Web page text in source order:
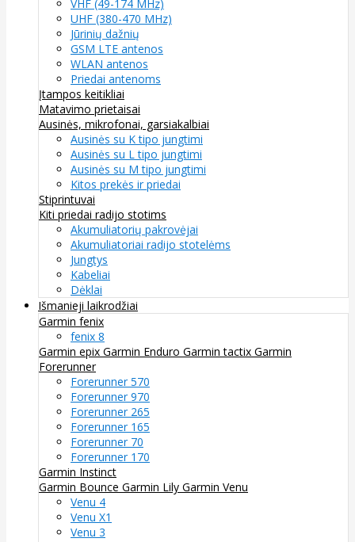
VHF (49-174 MHz)
UHF (380-470 MHz)
Jūrinių dažnių
GSM LTE antenos
WLAN antenos
Priedai antenoms
Įtampos keitikliai
Matavimo prietaisai
Ausinės, mikrofonai, garsiakalbiai
Ausinės su K tipo jungtimi
Ausinės su L tipo jungtimi
Ausinės su M tipo jungtimi
Kitos prekės ir priedai
Stiprintuvai
Kiti priedai radijo stotims
Akumuliatorių pakrovėjai
Akumuliatoriai radijo stotelėms
Jungtys
Kabeliai
Dėklai
Išmanieji laikrodžiai
Garmin fenix
fenix 8
Garmin epix Garmin Enduro Garmin tactix Garmin
Forerunner
Forerunner 570
Forerunner 970
Forerunner 265
Forerunner 165
Forerunner 70
Forerunner 170
Garmin Instinct
Garmin Bounce Garmin Lily Garmin Venu
Venu 4
Venu X1
Venu 3